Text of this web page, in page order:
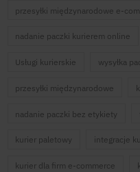
przesyłki międzynarodowe e-
nadanie paczki kurierem online
Usługi kurierskie wysyłka
przesyłki międzynarodowe
nadanie paczki bez etykiety
kurier paletowy integracje
kurier dla firm e-commerce